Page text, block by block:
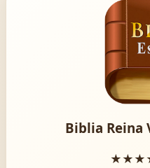
Biblia Reina